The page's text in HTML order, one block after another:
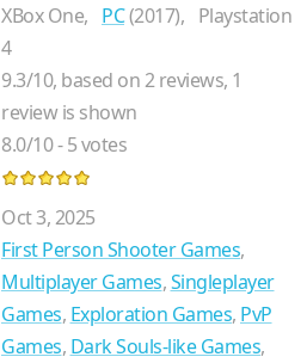
XBox One, PC(2017), Playstation
4
9.3/10, based on2reviews, 1
review is shown
8.0/10-5votes
Oct 3, 2025
First Person Shooter Games,
Multiplayer Games,Singleplayer
Games, Exploration Games, PvP
Games, Dark Souls-like Games,